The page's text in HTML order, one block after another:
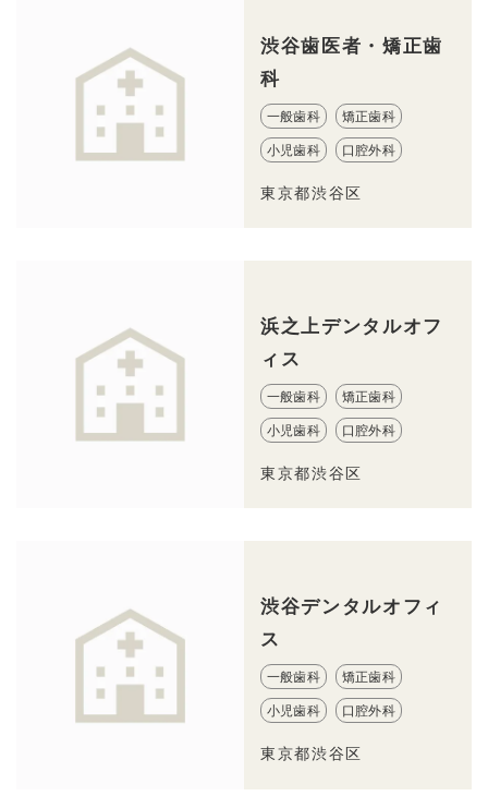
渋谷歯医者・矯正歯
科
一般歯科 矯正歯科
小児歯科 口腔外科
東京都渋谷区
浜之上デンタルオフ
ィス
一般歯科 矯正歯科
小児歯科 口腔外科
東京都渋谷区
渋谷デンタルオフィ
ス
一般歯科 矯正歯科
小児歯科 口腔外科
東京都渋谷区